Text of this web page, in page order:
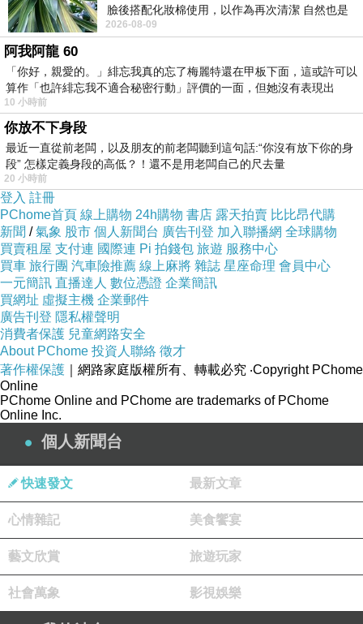
...
從小到大，
我對節日總有一種特別的期待。
我的爸媽，是極具童心和創意的人，
他們不只是遵循傳統節日，
也會用自己的方式過萬聖節，聖誕節，
情人節，還有七夕，
一些外國或傳統的節日。
在他們的世界裡，
每一個節日都是魔法，都是愛的展現。
萬聖節的夜晚，
媽媽會親手作南瓜，
燈光透過橘色的笑臉照在我們的臉上。
爸爸會戴上自己畫的南瓜面具假裝嚇我們，
我們三兄妹會穿上白布裝扮鬼魂，
一家人追逐打鬧，笑聲回蕩在客廳，溫暖而瘋狂。
聖誕節，爸爸會裝扮成聖誕老公公，
還曾扮過螢火蟲，
屁股掛著自己做的燈，
在屋裡跑來跑去，
逗得我們哈哈大笑。
中秋節的燈籠搖曳生光，
爸媽的燈謎，挑動著我們的好奇心與笑意。
端午節，爸媽會手舞足蹈的講故事給我們聽，
臉後搭配化妝棉使用，以作為再次清潔 自然也是
我的保養必備品項 不過，我對於化妝
2026-08-09
阿我阿龍 60
「你好，親愛的。」緋忘我真的忘了梅麗特還在甲板下面，這或許可以
算作「也許緋忘我不適合秘密行動」評價的一面，但她沒有表現出
10 小時前
你放不下身段
最近一直從前老闆，以及朋友的前老闆聽到這句話:“你沒有放下你的身
段” 怎樣定義身段的高低？！還不是用老闆自己的尺去量
20 小時前
登入 註冊
PChome首頁 線上購物 24h購物 書店 露天拍賣 比比昂代購
新聞 /氣象 股市 個人新聞台 廣告刊登 加入聯播網 全球購物
買賣租屋 支付連 國際連 Pi 拍錢包 旅遊 服務中心
買車 旅行團 汽車險推薦 線上麻將 雜誌 星座命理 會員中心
一元簡訊 直播達人 數位憑證 企業簡訊
買網址 虛擬主機 企業郵件
廣告刊登 隱私權聲明
消費者保護 兒童網路安全
About PChome 投資人聯絡 徵才
著作權保護 ｜網路家庭版權所有、轉載必究 ‧Copyright PChome
Online
PChome Online and PChome are trademarks of PChome
Online Inc.
個人新聞台
快速發文 最新文章
心情雜記 美食饗宴
藝文欣賞 旅遊玩家
社會萬象 影視娛樂